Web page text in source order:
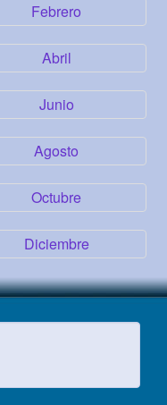
Febrero
Abril
Junio
Agosto
Octubre
Diciembre